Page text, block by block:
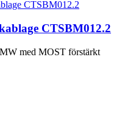
CTSBM012.2
med MOST förstärkt